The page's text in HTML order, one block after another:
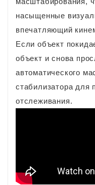
насыщенные
впечатляющий
Если объект
объект и снова
автоматического
стабилизатора для
отслеживания.